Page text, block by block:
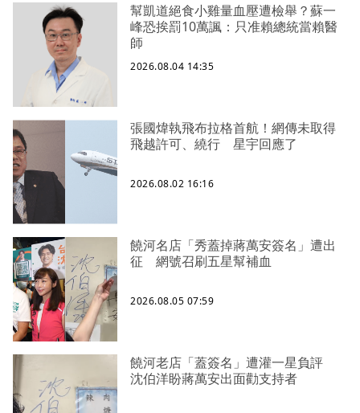
幫凱道絕食小雞量血壓遭檢舉？蘇一
峰恐挨罰10萬諷：只准賴總統當賴醫
師
2026.08.04 14:35
張國煒執飛布拉格首航！網傳未取得
飛越許可、繞行 星宇回應了
2026.08.02 16:16
饒河名店「秀蓋掉蔣萬安簽名」遭出
征 網號召刷五星幫補血
2026.08.05 07:59
饒河老店「蓋簽名」遭灌一星負評
沈伯洋盼蔣萬安出面勸支持者